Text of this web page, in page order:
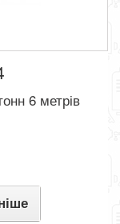
6 метрів